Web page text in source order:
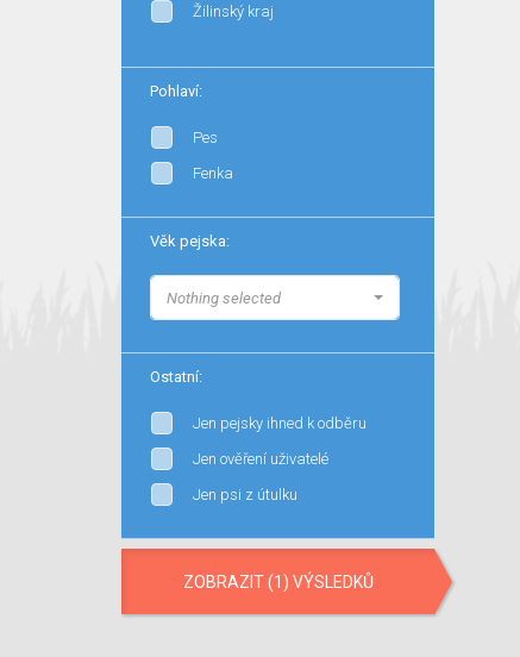
Žilinský kraj
Pohlaví:
Pes
Fenka
Věk pejska:
Nothing selected
Ostatní:
Jen pejsky ihned k odběru
Jen ověření uživatelé
Jen psi z útulku
ZOBRAZIT (1) VÝSLEDKŮ